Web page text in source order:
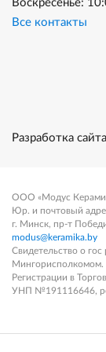
Воскресенье:
Все контакты
Разработка сайта
ООО «Модус
Юр. и почтовый
г. Минск, пр-т
modus@keramika.by
Свидетельство о
Мингорисполкомом.
Регистрации в
УНП №191116646,